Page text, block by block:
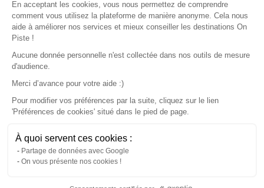
v. 1.45.0
En acceptant les cookies, vous nous permettez de comprendre
comment vous utilisez la plateforme de manière anonyme. Cela nous
aide à améliorer nos services et mieux conseiller les destinations On
Piste !
Aucune donnée personnelle n'est collectée dans nos outils de mesure
d'audience.
Merci d’avance pour votre aide :)
Pour modifier vos préférences par la suite, cliquez sur le lien
'Préférences de cookies' situé dans le pied de page.
À quoi servent ces cookies :
Partage de données avec Google
On vous présente nos cookies !